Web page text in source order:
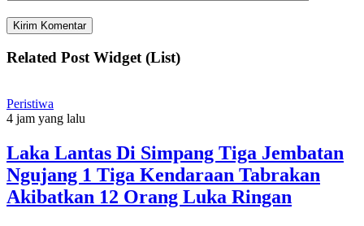
Related Post Widget (List)
Peristiwa
4 jam yang lalu
Laka Lantas Di Simpang Tiga Jembatan
Ngujang 1 Tiga Kendaraan Tabrakan
Akibatkan 12 Orang Luka Ringan